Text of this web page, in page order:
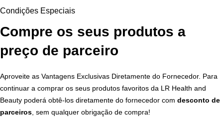
Condições Especiais
Compre os seus produtos a
preço de parceiro
Aproveite as Vantagens Exclusivas Diretamente do Fornecedor. Para
continuar a comprar os seus produtos favoritos da LR Health and
Beauty poderá obtê-los diretamente do fornecedor com desconto de
parceiros , sem qualquer obrigação de compra!